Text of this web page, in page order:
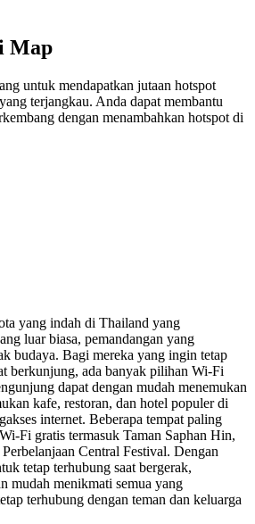
Map
untuk mendapatkan jutaan hotspot
terjangkau. Anda dapat membantu
dengan menambahkan hotspot di
yang indah di Thailand yang
luar biasa, pemandangan yang
budaya. Bagi mereka yang ingin tetap
berkunjung, ada banyak pilihan Wi-Fi
dapat dengan mudah menemukan
kafe, restoran, dan hotel populer di
internet. Beberapa tempat paling
Fi gratis termasuk Taman Saphan Hin,
Central Festival. Dengan
tetap terhubung saat bergerak,
mudah menikmati semua yang
terhubung dengan teman dan keluarga